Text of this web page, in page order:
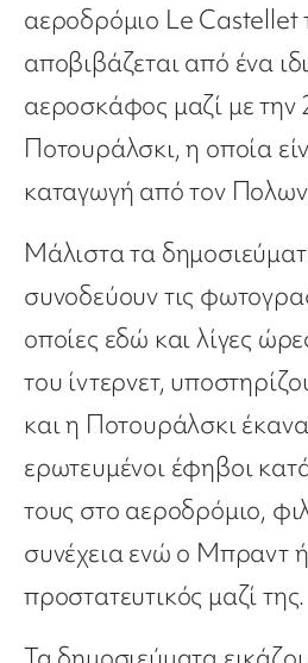
αεροδρόμιο Le Castellet
αποβιβάζεται από ένα
αεροσκάφος μαζί με την
Ποτουράλσκι, η οποία
καταγωγή από τον
Μάλιστα τα
συνοδεύουν τις
οποίες εδώ και λίγες
του ίντερνετ,
και η Ποτουράλσκι
ερωτευμένοι έφηβοι
τους στο αεροδρόμιο,
συνέχεια ενώ ο Μπραντ
προστατευτικός μαζί της.